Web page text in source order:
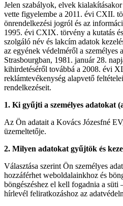
Jelen szabályok, elvek
vette figyelembe a 2011. évi CXII.
önrendelkezési jogról és az
1995. évi CXIX. törvény a kutatás
szolgáló név és lakcím adatok
az egyének védelméről a személyes
Strasbourgban, 1981. január 28.
kihirdetéséről továbbá a 2008. évi
reklámtevékenység alapvető
rendelkezéseit.
1. Ki gyűjti a személyes adatokat
Az Ön adatait a Kovács Józesfné
üzemeltetője.
2. Milyen adatokat gyűjtök és
Választása szerint Ön személyes
hozzáférhet weboldalainkhoz és
böngészéshez el kell fogadnia a süti
hírlevél feliratkozáshoz az